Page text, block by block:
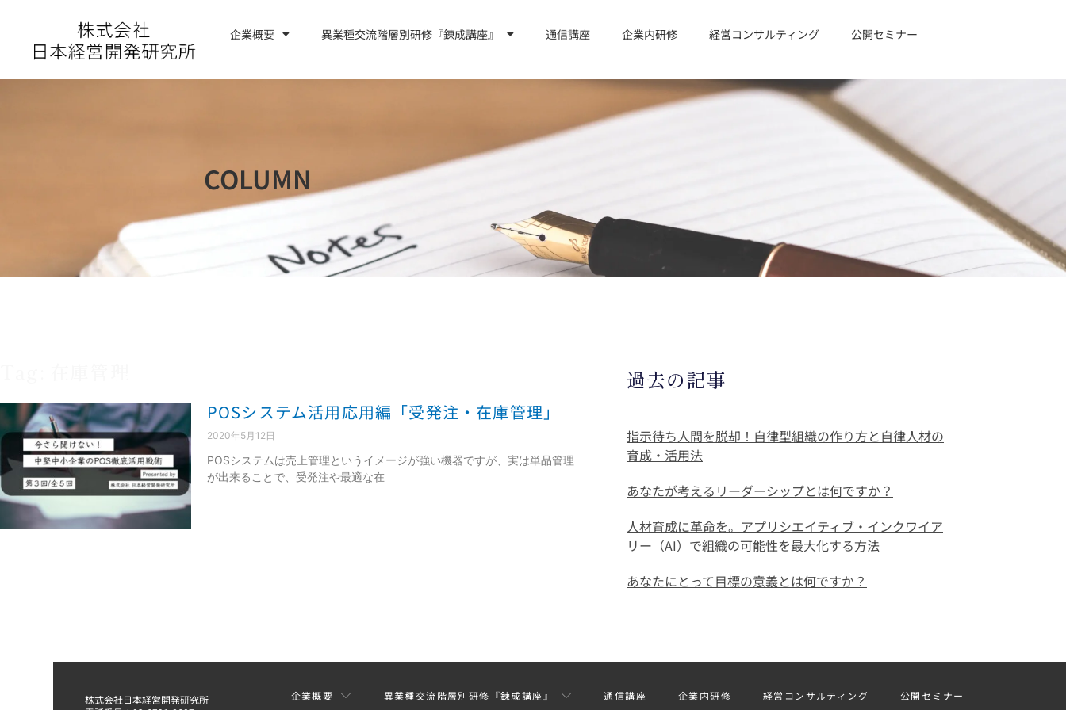
キ
企業概要 異業種交流階層別研修『錬成講座』 通信講座 企業内研修 経営コンサルティング 公開セミナー
お問い合わせ
COLUMN
POSシステム活用応用編「受発注・在庫管理」
2020年5月12日
POSシステムは売上管理というイメージが強い機器ですが、実は単品管理
が出来ることで、受発注や最適な在
過去の記事
指示待ち人間を脱却！自律型組織の作り方と自律人材の
育成・活用法
あなたが考えるリーダーシップとは何ですか？
人材育成に革命を。アプリシエイティブ・インクワイア
リー（AI）で組織の可能性を最大化する方法
あなたにとって目標の意義とは何ですか？
株式会社日本経営開発研究所
企業概要 異業種交流階層別研修『錬成講座』 通信講座 企業内研修 経営コンサルティング 公開セミナー